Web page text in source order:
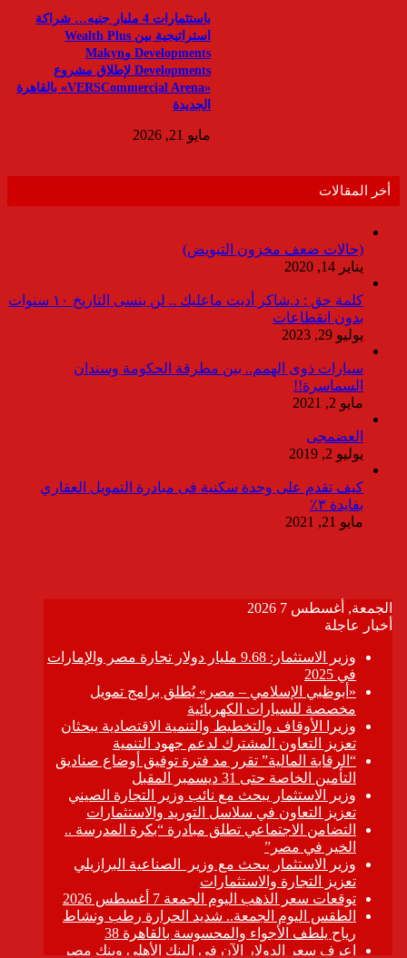
باستثمارات 4 مليار جنيه… شراكة
استراتيجية بين Wealth Plus
Developments وMakyn
Developments لإطلاق مشروع
«VERSCommercial Arena» بالقاهرة
الجديدة
مايو 21, 2026
أخر المقالات
(حالات ضعف مخزون التبويض)
يناير 14, 2020
كلمة حق : د.شاكر أديت ماعليك .. لن ينسى التاريخ ١٠ سنوات
بدون انقطاعات
يوليو 29, 2023
سيارات ذوى الهمم.. بين مطرقة الحكومة وسندان
السماسرة!!
مايو 2, 2021
العضمجى
يوليو 2, 2019
كيف تقدم على وحدة سكنية فى مبادرة التمويل العقاري
بفايدة ٣٪
مايو 21, 2021